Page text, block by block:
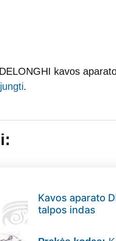
kavos
.
Kavos aparato
talpos indas